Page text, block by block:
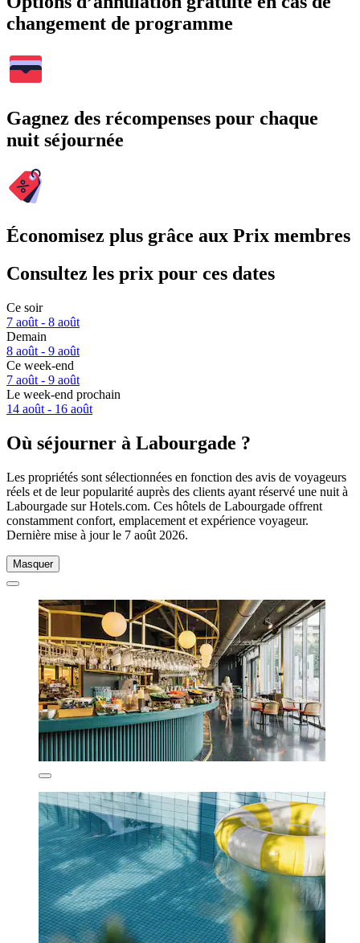
changement de programme
Gagnez des récompenses pour chaque
nuit séjournée
Économisez plus grâce aux Prix membres
Consultez les prix pour ces dates
Ce soir
7 août - 8 août
Demain
8 août - 9 août
Ce week-end
7 août - 9 août
Le week-end prochain
14 août - 16 août
Où séjourner à Labourgade ?
Les propriétés sont sélectionnées en fonction des avis de voyageurs
réels et de leur popularité auprès des clients ayant réservé une nuit à
Labourgade sur Hotels.com. Ces hôtels de Labourgade offrent
constamment confort, emplacement et expérience voyageur.
Dernière mise à jour le 7 août 2026.
Masquer